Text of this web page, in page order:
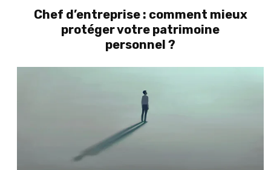
Chef d’entreprise : comment mieux
protéger votre patrimoine
personnel ?